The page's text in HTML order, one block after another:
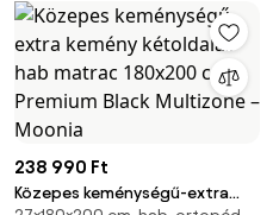
238 990 Ft
Közepes keménységű-extra